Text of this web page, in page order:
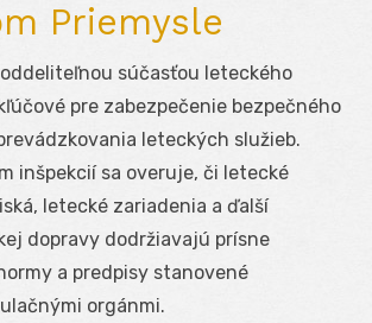
Priemysle
súčasťou leteckého
pre zabezpečenie bezpečného
leteckých služieb.
inšpekcií sa overuje, či letecké
letecké zariadenia a ďalší
dopravy dodržiavajú prísne
a predpisy stanovené
orgánmi.